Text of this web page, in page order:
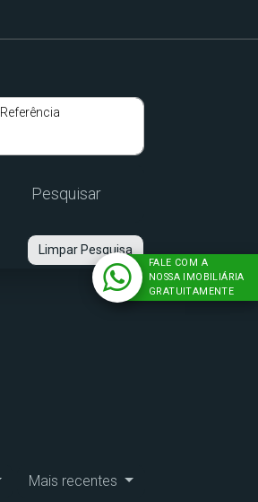
Referência
Pesquisar
Limpar Pesquisa
Mais recentes
FALE COM A
NOSSA IMOBILIÁRIA
GRATUITAMENTE